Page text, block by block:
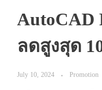
AutoCAD
ลดสูงสุด
July 10, 2024 Promotion